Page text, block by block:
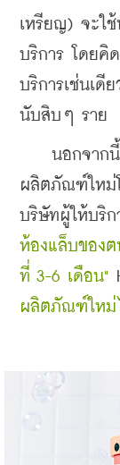
เหรียญ) จะใ
บริการ โดยคิ
บริการเช่นเดี
นับสิบๆ ราย
นอกจากนี้ ร
ผลิตภัณฑ์ใหม่
บริษัทผู้ให้บริ
ห้องแล็บของ
ที่ 3-6 เดือน"
ผลิตภัณฑ์ใหม่